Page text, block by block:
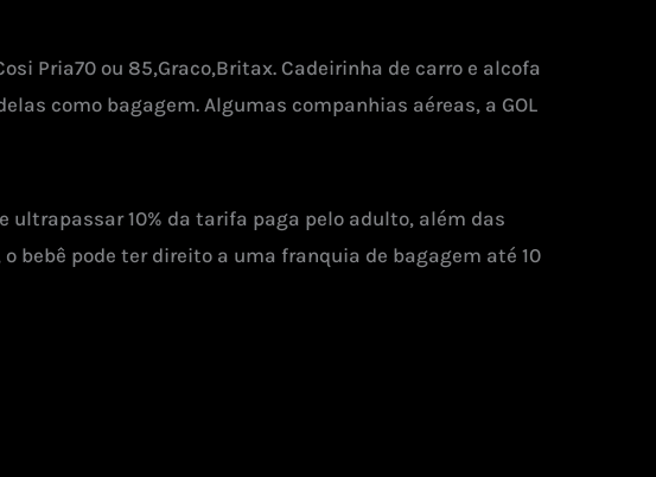
Pria70 ou 85,Graco,Britax. Cadeirinha de carro e alcofa
como bagagem. Algumas companhias aéreas, a GOL
ultrapassar 10% da tarifa paga pelo adulto, além das
bebê pode ter direito a uma franquia de bagagem até 10